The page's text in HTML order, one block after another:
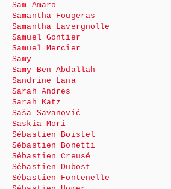
Sam Amaro
Samantha Fougeras
Samantha Lavergnolle
Samuel Gontier
Samuel Mercier
Samy
Samy Ben Abdallah
Sandrine Lana
Sarah Andres
Sarah Katz
Saša Savanović
Saskia Mori
Sébastien Boistel
Sébastien Bonetti
Sébastien Creusé
Sébastien Dubost
Sébastien Fontenelle